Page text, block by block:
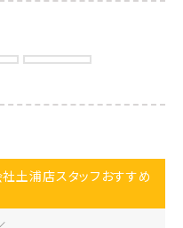
土浦店スタッフおすすめ